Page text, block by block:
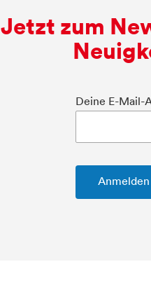
Jetzt zum
Deine E-Mail-